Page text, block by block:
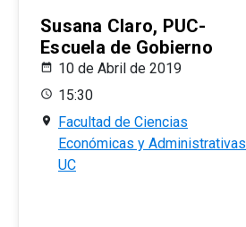
Susana Claro, PUC-
Escuela de Gobierno
10 de Abril de 2019
15:30
Facultad de Ciencias
Económicas y Administrativas
UC